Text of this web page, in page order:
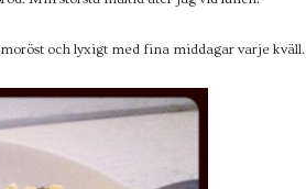
och lyxigt med fina middagar varje kväll.